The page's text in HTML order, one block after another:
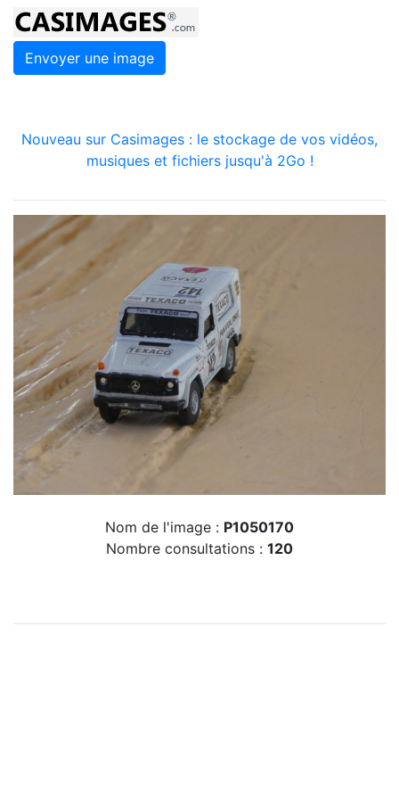
Envoyer une image
Nouveau sur Casimages : le stockage de vos vidéos,
musiques et fichiers jusqu'à 2Go !
Nom de l'image : P1050170
Nombre consultations : 120